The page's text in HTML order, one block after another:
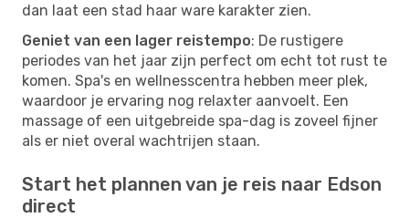
dan laat een stad haar ware karakter zien.
Geniet van een lager reistempo: De rustigere
periodes van het jaar zijn perfect om echt tot rust te
komen. Spa's en wellnesscentra hebben meer plek,
waardoor je ervaring nog relaxter aanvoelt. Een
massage of een uitgebreide spa-dag is zoveel fijner
als er niet overal wachtrijen staan.
Start het plannen van je reis naar Edson
direct